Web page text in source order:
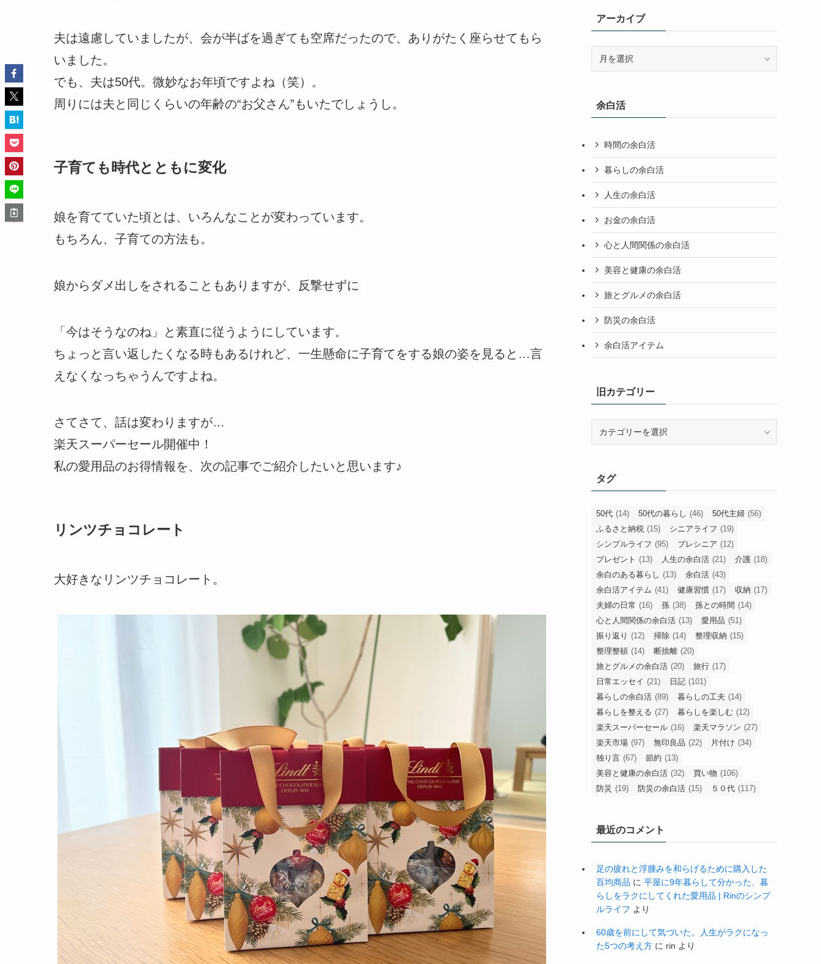
夫は遠慮していましたが、会が半ばを過ぎても空席だったので、ありがたく座らせてもら
いました。
でも、夫は50代。微妙なお年頃ですよね（笑）。
周りには夫と同じくらいの年齢の“お父さん”もいたでしょうし。
子育ても時代とともに変化
娘を育てていた頃とは、いろんなことが変わっています。
もちろん、子育ての方法も。
娘からダメ出しをされることもありますが、反撃せずに
「今はそうなのね」と素直に従うようにしています。
ちょっと言い返したくなる時もあるけれど、一生懸命に子育てをする娘の姿を見ると…言
えなくなっちゃうんですよね。
さてさて、話は変わりますが…
楽天スーパーセール開催中！
私の愛用品のお得情報を、次の記事でご紹介したいと思います♪
リンツチョコレート
大好きなリンツチョコレート。
アーカイブ
ブ余白活
時間の余白活
暮らしの余白活
人生の余白活
お金の余白活
心と人間関係の余白活
美容と健康の余白活
旅とグルメの余白活
防災の余白活
余白活アイテム
旧カテゴリー
リ
ー
タグ
50代 (14) 50代の暮らし (46) 50代主婦 (56)
ふるさと納税 (15) シニアライフ (19)
シンプルライフ (95) プレシニア (12)
プレゼント (13) 人生の余白活 (21) 介護 (18)
余白のある暮らし (13) 余白活 (43)
余白活アイテム (41) 健康習慣 (17) 収納 (17)
夫婦の日常 (16) 孫 (38) 孫との時間 (14)
心と人間関係の余白活 (13) 愛用品 (51)
振り返り (12) 掃除 (14) 整理収納 (15)
整理整頓 (14) 断捨離 (20)
旅とグルメの余白活 (20) 旅行 (17)
日常エッセイ (21) 日記 (101)
暮らしの余白活 (89) 暮らしの工夫 (14)
暮らしを整える (27) 暮らしを楽しむ (12)
楽天スーパーセール (16) 楽天マラソン (27)
楽天市場 (97) 無印良品 (22) 片付け (34)
独り言 (67) 節約 (13)
美容と健康の余白活 (32) 買い物 (106)
防災 (19) 防災の余白活 (15) ５０代 (117)
最近のコメント
足の疲れと浮腫みを和らげるために購入した
百均商品 に 平屋に9年暮らして分かった、暮
らしをラクにしてくれた愛用品 | Rinのシンプ
ルライフ より
60歳を前にして気づいた。人生がラクになっ
た5つの考え方 に rin より